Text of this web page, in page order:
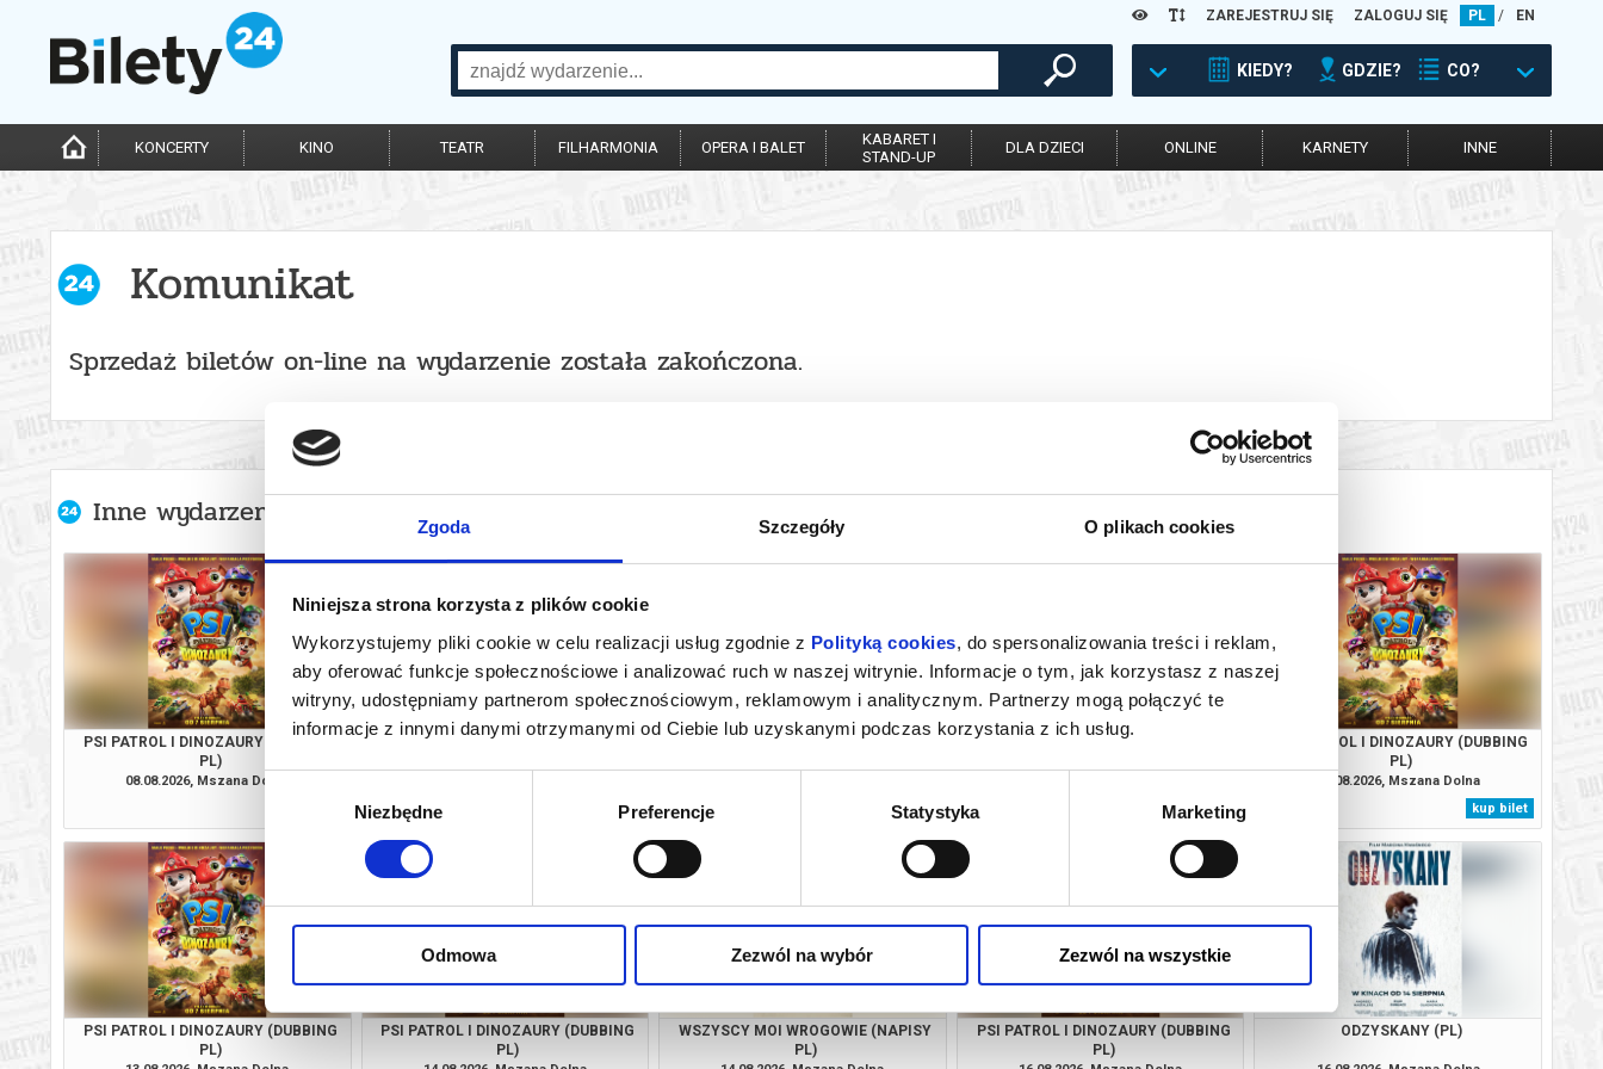
Zgoda Szczegóły O plikach cookies
Niniejsza strona korzysta z plików cookie
Wykorzystujemy pliki cookie w celu realizacji usług zgodnie z Polityką cookies, do spersonalizowania treści i reklam,
aby oferować funkcje społecznościowe i analizować ruch w naszej witrynie. Informacje o tym, jak korzystasz z naszej
witryny, udostępniamy partnerom społecznościowym, reklamowym i analitycznym. Partnerzy mogą połączyć te
informacje z innymi danymi otrzymanymi od Ciebie lub uzyskanymi podczas korzystania z ich usług.
Wybór
Niezbędne Preferencje Statystyka Marketing
Odmowa Zezwól na wybór Zezwól na wszystkie
ZAREJESTRUJ SIĘ ZALOGUJ SIĘ PL / EN
KIEDY? GDZIE? CO?
KONCERTY KINO TEATR FILHARMONIA OPERA I BALET
KABARET I
STAND-UP
DLA DZIECI ONLINE KARNETY INNE
Komunikat
Sprzedaż biletów on-line na wydarzenie została zakończona.
Inne wydarzenia organizatora
PSI PATROL I DINOZAURY (DUBBING
PL)
08.08.2026, Mszana Dolna
SPIDER-MAN. CAŁKIEM NOWY DZIEŃ
kup bilet
PSI PATROL I DINOZAURY (DUBBING
kup bilet
SPIDER-MAN. CAŁKIEM NOWY DZIEŃ
kup bilet
PSI PATROL I DINOZAURY (DUBBING
PL)
12.08.2026, Mszana Dolna
kup bilet
PSI PATROL I DINOZAURY (DUBBING
PL)
PSI PATROL I DINOZAURY (DUBBING
PL)
WSZYSCY MOI WROGOWIE (NAPISY
PL)
PSI PATROL I DINOZAURY (DUBBING
PL)
ODZYSKANY (PL)